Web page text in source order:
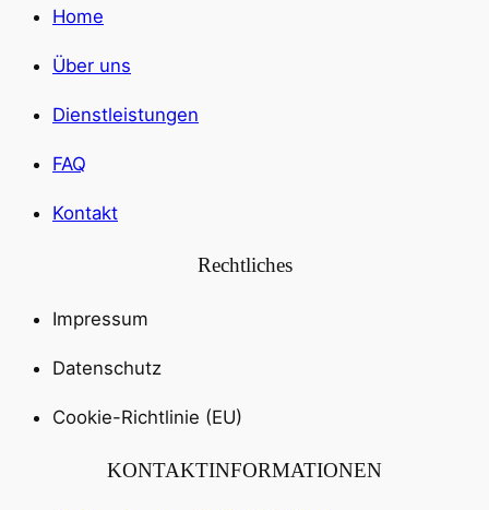
Home
Über uns
Dienstleistungen
FAQ
Kontakt
Rechtliches
Impressum
Datenschutz
Cookie-Richtlinie (EU)
KONTAKTINFORMATIONEN